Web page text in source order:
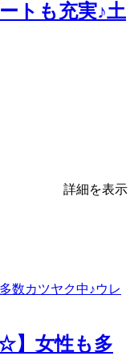
トも充実♪土
詳細を表示
】女性も多